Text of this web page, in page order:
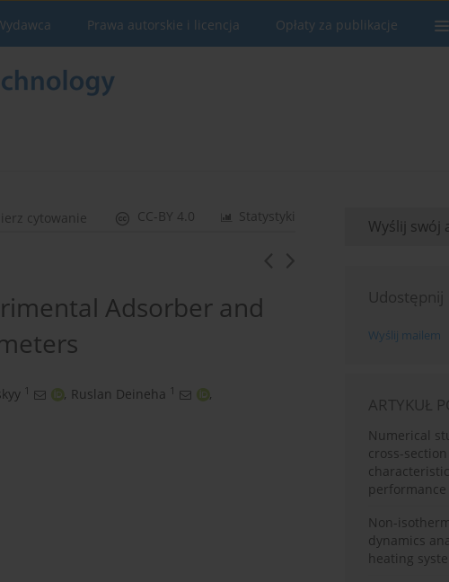
Prawa autorskie i licencja Opłaty za publikacje
Statystyki
CC-BY 4.0
cytowanie
Adsorber and
1 , Ruslan Deineha 1
,
Wyślij swój
Udostępnij
Wyślij mailem
ARTYKUŁ
Numerical
cross-
Non-
dynamics
heating